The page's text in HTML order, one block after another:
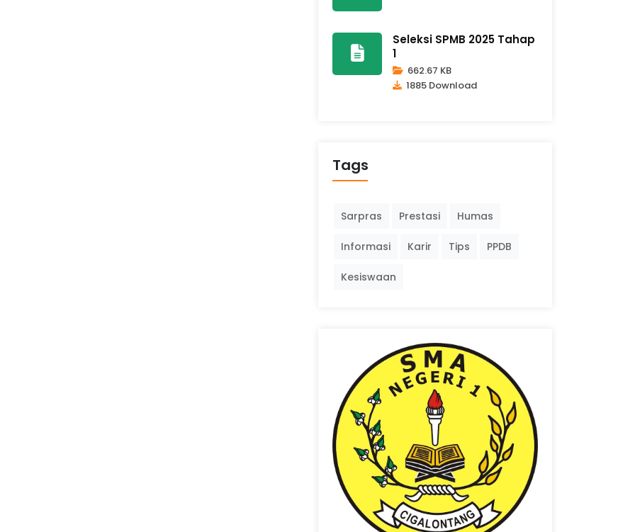
Seleksi SPMB 2025 Tahap
1
662.67 KB
1885 Download
Tags
Sarpras Prestasi Humas
Informasi Karir Tips PPDB
Kesiswaan